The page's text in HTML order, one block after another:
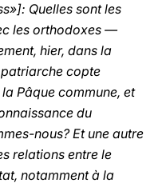
Quelles sont les
les orthodoxes —
hier, dans la
copte
Pâque commune, et
du
nous? Et une autre
relations entre le
notamment à la